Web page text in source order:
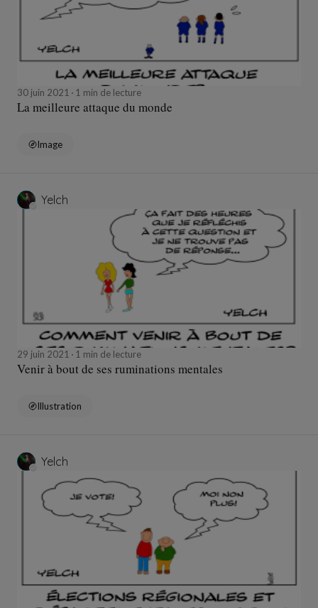
30 juin 2021 1 min de lecture
La meilleure attaque du monde
Image
Yelch
29 juin 2021 1 min de lecture
Venir à bout de ses ruminations mentales
Illustration
Yelch